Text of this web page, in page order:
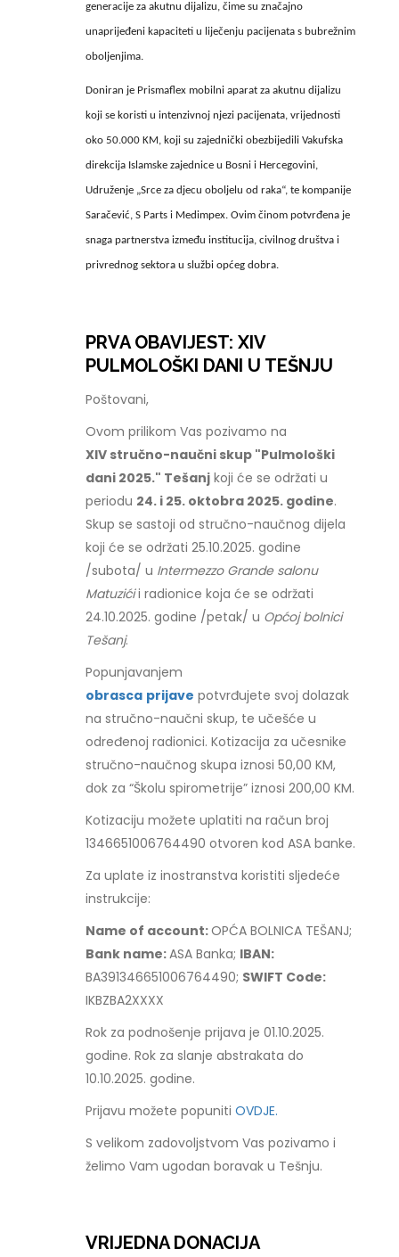
generacije za akutnu dijalizu, čime su značajno
unaprijeđeni kapaciteti u liječenju pacijenata s bubrežnim
oboljenjima.
Doniran je Prismaflex mobilni aparat za akutnu dijalizu
koji se koristi u intenzivnoj njezi pacijenata, vrijednosti
oko 50.000 KM, koji su zajednički obezbijedili Vakufska
direkcija Islamske zajednice u Bosni i Hercegovini,
Udruženje „Srce za djecu oboljelu od raka“, te kompanije
Saračević, S Parts i Medimpex. Ovim činom potvrđena je
snaga partnerstva između institucija, civilnog društva i
privrednog sektora u službi općeg dobra.
PRVA OBAVIJEST: XIV
PULMOLOŠKI DANI U TEŠNJU
Poštovani,
Ovom prilikom Vas pozivamo na
XIV stručno-naučni skup "Pulmološki
dani 2025." Tešanj koji će se održati u
periodu 24. i 25. oktobra 2025. godine.
Skup se sastoji od stručno-naučnog dijela
koji će se održati 25.10.2025. godine
/subota/ u Intermezzo Grande salonu
Matuzićii radionice koja će se održati
24.10.2025. godine /petak/ u Općoj bolnici
Tešanj.
Popunjavanjem
obrasca prijave potvrđujete svoj dolazak
na stručno-naučni skup, te učešće u
određenoj radionici. Kotizacija za učesnike
stručno-naučnog skupa iznosi 50,00 KM,
dok za “Školu spirometrije” iznosi 200,00 KM.
Kotizaciju možete uplatiti na račun broj
1346651006764490 otvoren kod ASA banke.
Za uplate iz inostranstva koristiti sljedeće
instrukcije:
Name of account:OPĆA BOLNICA TEŠANJ;
Bank name:ASA Banka; IBAN:
BA391346651006764490; SWIFT Code:
IKBZBA2XXXX
Rok za podnošenje prijava je 01.10.2025.
godine. Rok za slanje abstrakata do
10.10.2025. godine.
Prijavu možete popunitiOVDJE.
S velikom zadovoljstvom Vas pozivamo i
želimo Vam ugodan boravak u Tešnju.
VRIJEDNA DONACIJA